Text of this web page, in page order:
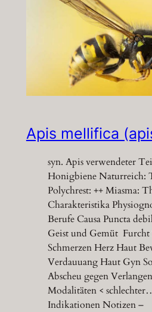
Apis mellifica
syn. Apis verwendeter
Honigbiene Naturreich:
Polychrest: ++ Miasma:
Charakteristika
Berufe Causa Puncta
Geist und Gemüt Furcht
Schmerzen Herz Haut
Verdauuang Haut Gyn
Abscheu gegen
Modalitäten <
Indikationen Notizen –